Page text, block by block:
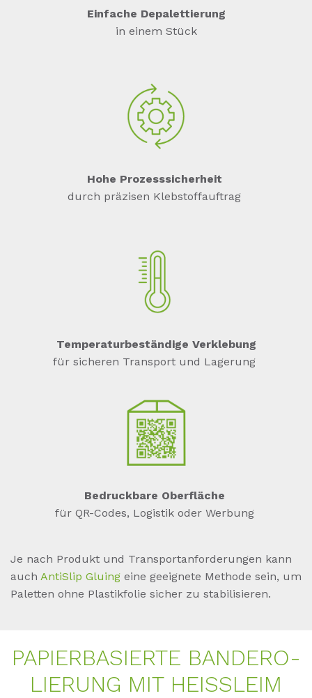
Einfache Depalettierung
in einem Stück
Hohe Prozesssicherheit
durch präzisen Klebstoffauftrag
Temperaturbeständige Verklebung
für sicheren Transport und Lagerung
Bedruckbare Oberfläche
für QR-Codes, Logistik oder Werbung
Je nach Produkt und Transportanforderungen kann
auch AntiSlip Gluing eine geeignete Methode sein, um
Paletten ohne Plastikfolie sicher zu stabilisieren.
PA­PIER­BA­SIER­TE BAN­DE­RO­
LIE­RUNG MIT HEISS­LEIM